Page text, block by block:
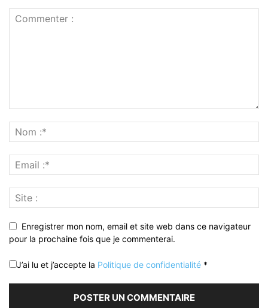
Enregistrer mon nom, email et site web dans ce navigateur
pour la prochaine fois que je commenterai.
J’ai lu et j’accepte la Politique de confidentialité *